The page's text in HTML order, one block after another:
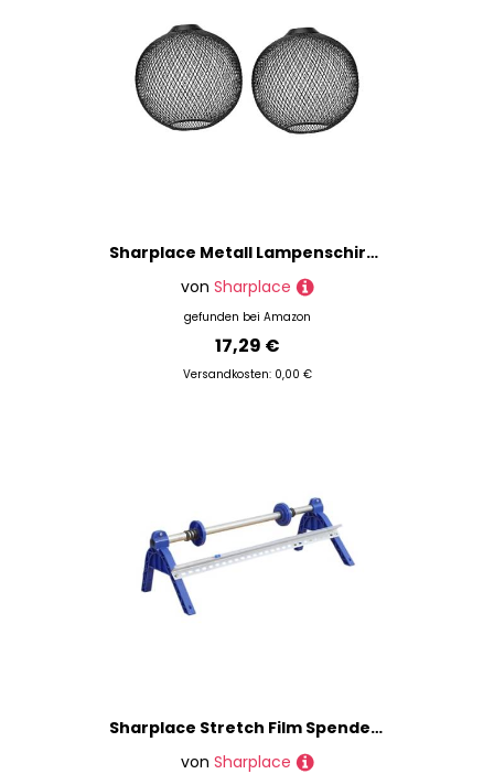
Sharplace Metall Lampenschirm für Esszimmer und Wohnzimmer, Schwarz
von Sharplace
gefunden bei Amazon
17,29 €
Versandkosten: 0,00 €
Sharplace Stretch Film Spender Halter, Haushaltspalette Wrapper Tool für Versandpalettenpackungslager Umzugsvorräte
von Sharplace